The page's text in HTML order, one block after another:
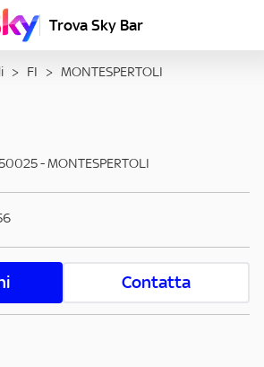
Trova Sky Bar
> FI > MONTESPERTOLI
-MONTESPERTOLI
Contatta